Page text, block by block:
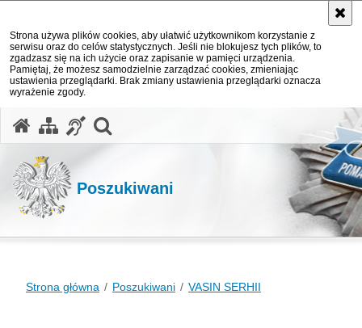
Strona używa plików cookies, aby ułatwić użytkownikom korzystanie z
serwisu oraz do celów statystycznych. Jeśli nie blokujesz tych plików, to
zgadzasz się na ich użycie oraz zapisanie w pamięci urządzenia.
Pamiętaj, że możesz samodzielnie zarządzać cookies, zmieniając
ustawienia przeglądarki. Brak zmiany ustawienia przeglądarki oznacza
wyrażenie zgody.
Poszukiwani
Strona główna Poszukiwani VASIN SERHII